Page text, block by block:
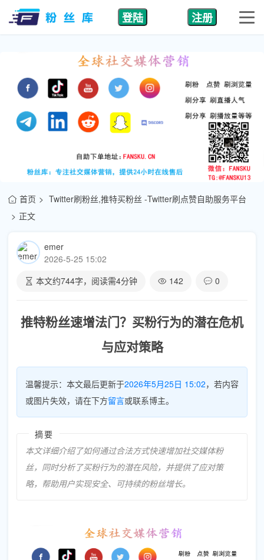
登陆 注册
首页
Twitter刷粉丝,推特买粉丝 -Twitter刷点赞自助服务平台
正文
emer
2026-5-25 15:02
本文约744字，阅读需4分钟 142 0
推特粉丝速增法门？买粉行为的潜在危机
与应对策略
温馨提示：本文最后更新于2026年5月25日 15:02，若内容
或图片失效，请在下方留言或联系博主。
摘要
本文详细介绍了如何通过合法方式快速增加社交媒体粉
丝，同时分析了买粉行为的潜在风险，并提供了应对策
略，帮助用户实现安全、可持续的粉丝增长。